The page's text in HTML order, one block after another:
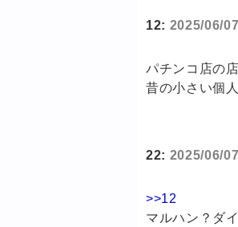
12: 2025/06/
パチンコ店の
昔の小さい個
22: 2025/06/
>>12
マルハン？ダ